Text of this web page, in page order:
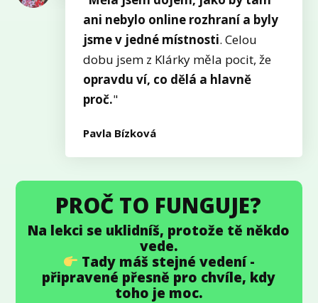
ani nebylo online rozhraní a byly
jsme v jedné místnosti. Celou
dobu jsem z Klárky měla pocit, že
opravdu ví, co dělá a hlavně
proč."
Pavla Bízková
PROČ TO FUNGUJE?
Na lekci se uklidníš, protože tě někdo
vede.
Tady máš stejné vedení -
připravené přesně pro chvíle, kdy
toho je moc.